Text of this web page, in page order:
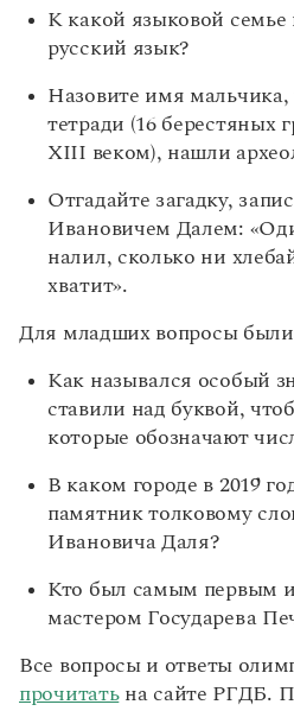
Словари русского языка как
Справочники
Правила русской орфографии и
Русский язык. Краткий
для школьников
Письмовник
Справочник по пунктуации
Словарь-справочник трудностей
Азбучные истины
Все справочники портала
Новости и события
Статьи
Интервью
Лекции и подкасты
Словарь русских имён
Словарь методических
(1956)
К какой языковой семье
русский язык?
Назовите имя мальчика,
тетради (16 берестяных
XIII веком), нашли
Отгадайте загадку,
Ивановичем Далем:
налил, сколько ни
хватит».
Для младших вопросы
Как назывался особый
ставили над буквой,
которые обозначают
В каком городе в 2019
памятник толковому
Ивановича Даля?
Кто был самым первым
мастером Государева
Все вопросы и ответы
прочитатьна сайте РГДБ.